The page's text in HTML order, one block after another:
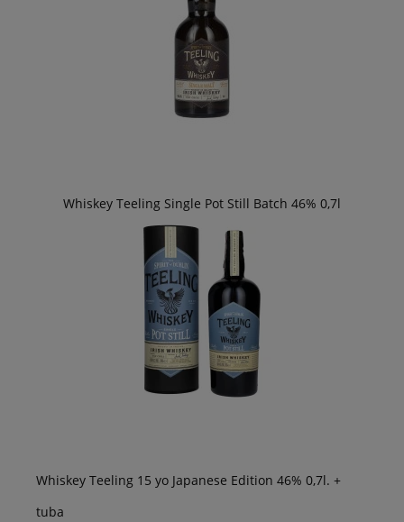
Whiskey Teeling Single Pot Still Batch 46% 0,7l
Whiskey Teeling 15 yo Japanese Edition 46% 0,7l. +
tuba